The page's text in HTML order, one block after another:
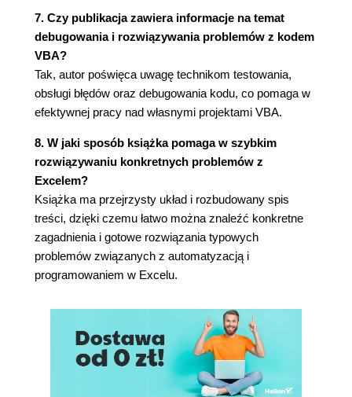
Obiekty (81)
Kolekcje (82)
Tajemnice obiektów Range (87)
Wyszukiwanie właściwości obiektów Range
(87)
Właściwość Cells (89)
Właściwość Offset (92)
Podstawowe zagadnienia, które należy
zapamiętać (93)
Nie panikuj - nie jesteś sam (95)
Przeczytaj resztę książki (95)
Pozwól Excelowi napisać makro za Ciebie
(96)
Używaj przeglądarki obiektów (97)
Szukaj kodu w internecie (98)
Wykorzystuj fora dyskusyjne użytkowników
Excela (99)
Odwiedzaj blogi ekspertów (99)
7. Czy publikacja zawiera informacje na temat
debugowania i rozwiązywania problemów z kodem
VBA?
Tak, autor poświęca uwagę technikom testowania,
obsługi błędów oraz debugowania kodu, co pomaga w
efektywnej pracy nad własnymi projektami VBA.
8. W jaki sposób książka pomaga w szybkim
rozwiązywaniu konkretnych problemów z
Excelem?
Książka ma przejrzysty układ i rozbudowany spis
treści, dzięki czemu łatwo można znaleźć konkretne
zagadnienia i gotowe rozwiązania typowych
problemów związanych z automatyzacją i
programowaniem w Excelu.